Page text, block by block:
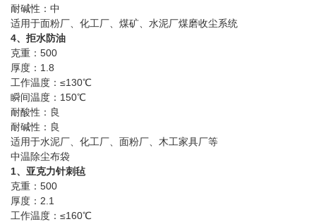
耐碱性：中
适用于面粉厂、化工厂、煤矿、水泥厂煤磨收尘系统
4、拒水防油
克重：500
厚度：1.8
工作温度：≤130℃
瞬间温度：150℃
耐酸性：良
耐碱性：良
适用于水泥厂、化工厂、面粉厂、木工家具厂等
中温除尘布袋
1、亚克力针刺毡
克重：500
厚度：2.1
工作温度：≤160℃